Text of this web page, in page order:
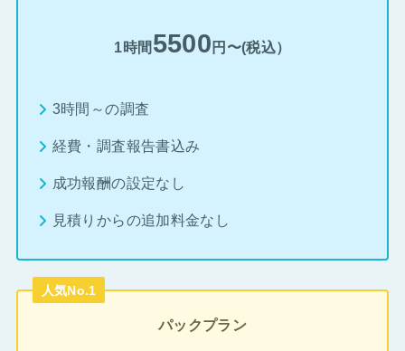
1時間 5500 円〜(税込）
3時間～の調査
経費・調査報告書込み
成功報酬の設定なし
見積りからの追加料金なし
人気No.1
パックプラン